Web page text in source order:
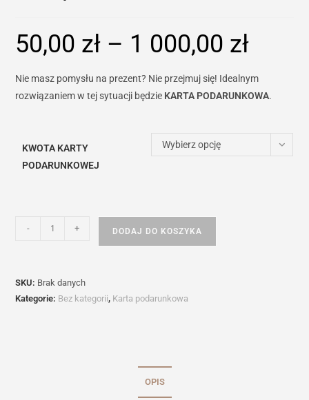
50,00 zł – 1 000,00 złcen:
do
1
000,00 zł
Nie masz pomysłu na prezent? Nie przejmuj się! Idealnym
rozwiązaniem w tej sytuacji będzie KARTA PODARUNKOWA.
KWOTA KARTY
PODARUNKOWEJ
Wybierz opcję
- + DODAJ DO KOSZYKA
SKU: Brak danych
Kategorie: Bez kategorii, Karta podarunkowa
OPIS